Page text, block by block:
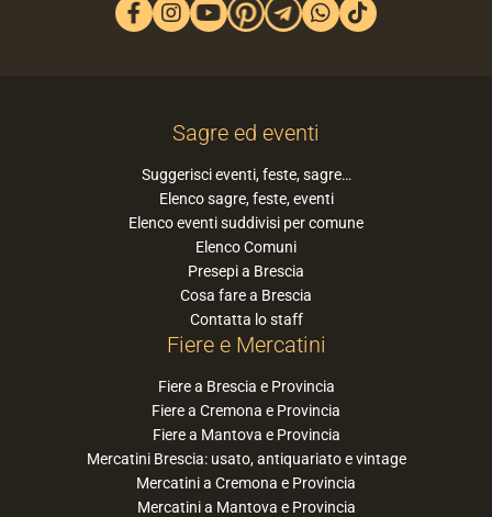
Sagre ed eventi
Suggerisci eventi, feste, sagre…
Elenco sagre, feste, eventi
Elenco eventi suddivisi per comune
Elenco Comuni
Presepi a Brescia
Cosa fare a Brescia
Contatta lo staff
Fiere e Mercatini
Fiere a Brescia e Provincia
Fiere a Cremona e Provincia
Fiere a Mantova e Provincia
Mercatini Brescia: usato, antiquariato e vintage
Mercatini a Cremona e Provincia
Mercatini a Mantova e Provincia